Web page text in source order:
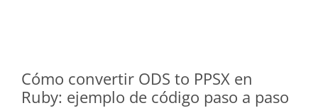
Cómo convertir ODS to PPSX en
Ruby: ejemplo de código paso a paso